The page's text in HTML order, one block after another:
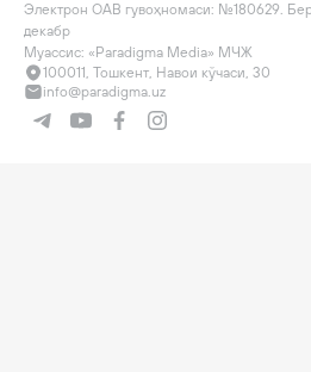
Электрон ОАВ гувоҳномаси: №180629.
декабр
Муассис: «Paradigma Media» МЧЖ
100011, Тошкент, Навои кўчаси, 30
info@paradigma.uz